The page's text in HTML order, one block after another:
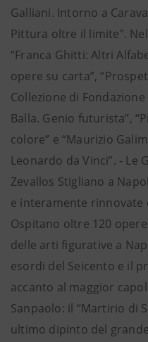
Galliani. Intorno a
Pittura oltre il limite”.
“Franca Ghitti: Altri
opere su carta”,
Collezione di
Balla. Genio futurista”,
colore” e “Maurizio
Leonardo da Vinci”. - Le
Zevallos Stigliano a
e interamente rinnovate
Ospitano oltre 120
delle arti figurative a
esordi del Seicento e il
accanto al maggior
Sanpaolo: il “Martirio di
ultimo dipinto del